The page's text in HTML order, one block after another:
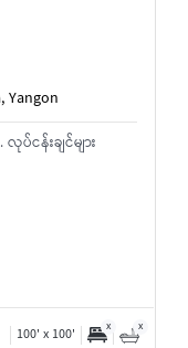
န်းချင်များ
100' x 100' x x